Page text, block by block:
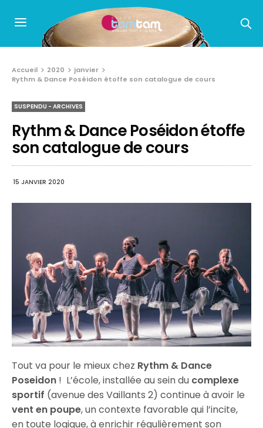
Accueil 2020
janvier
Rythm & Dance Poséidon étoffe son catalogue de cours
SUSPENDU - ARCHIVES
Rythm & Dance Poséidon étoffe
son catalogue de cours
15 JANVIER 2020
Tout va pour le mieux chez Rythm & Dance
Poseidon ! L’école, installée au sein du complexe
sportif (avenue des Vaillants 2) continue à avoir le
vent en poupe, un contexte favorable qui l’incite,
en toute logique, à enrichir régulièrement son